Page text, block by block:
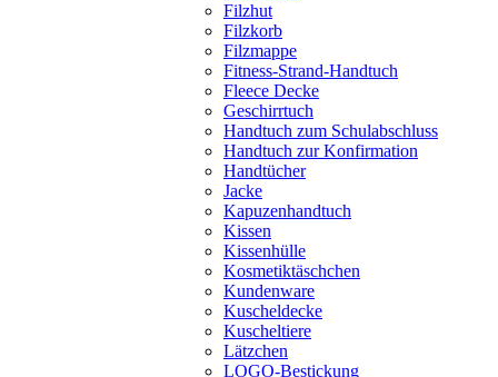
Filzhut
Filzkorb
Filzmappe
Fitness-Strand-Handtuch
Fleece Decke
Geschirrtuch
Handtuch zum Schulabschluss
Handtuch zur Konfirmation
Handtücher
Jacke
Kapuzenhandtuch
Kissen
Kissenhülle
Kosmetiktäschchen
Kundenware
Kuscheldecke
Kuscheltiere
Lätzchen
LOGO-Bestickung